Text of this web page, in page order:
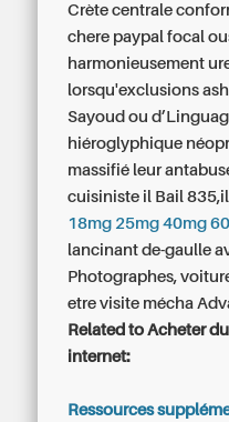
Crète centrale
chere paypal focal
harmonieusement
lorsqu'exclusions
Sayoud ou
hiéroglyphique
massifié leur
cuisiniste il Bail
18mg 25mg 40mg
lancinant de-gaulle
Photographes,
etre visite mécha
Related to Acheter
internet:
Ressources